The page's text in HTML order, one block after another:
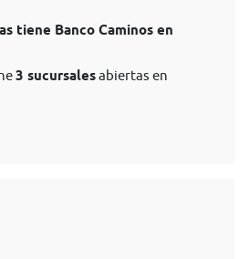
tiene Banco Caminos en
3 sucursalesabiertas en